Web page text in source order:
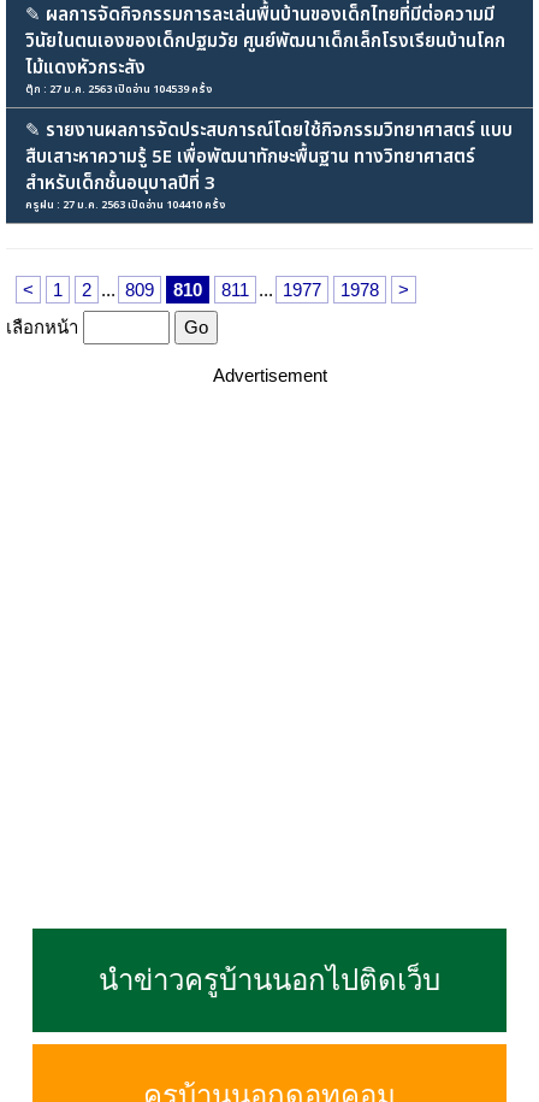
✎ ผลการจัดกิจกรรมการละเล่นพื้นบ้านของเด็กไทยที่มีต่อความมี
วินัยในตนเองของเด็กปฐมวัย ศูนย์พัฒนาเด็กเล็กโรงเรียนบ้านโคก
ไม้แดงหัวกระสัง
ตุ๊ก : 27 ม.ค. 2563 เปิดอ่าน 104539 ครั้ง
✎ รายงานผลการจัดประสบการณ์โดยใช้กิจกรรมวิทยาศาสตร์ แบบ
สืบเสาะหาความรู้ 5E เพื่อพัฒนาทักษะพื้นฐาน ทางวิทยาศาสตร์
สำหรับเด็กชั้นอนุบาลปีที่ 3
ครูฝน : 27 ม.ค. 2563 เปิดอ่าน 104410 ครั้ง
< 1 2 ... 809 810 811 ... 1977 1978
>
เลือกหน้า
Advertisement
นำข่าวครูบ้านนอกไปติดเว็บ